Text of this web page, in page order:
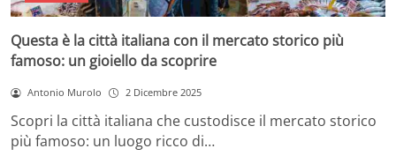
Questa è la città italiana con il mercato storico più
famoso: un gioiello da scoprire
Antonio Murolo 2 Dicembre 2025
Scopri la città italiana che custodisce il mercato storico
più famoso: un luogo ricco di…